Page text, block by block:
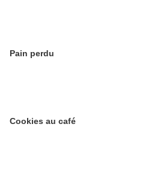
Pain perdu
Cookies au café